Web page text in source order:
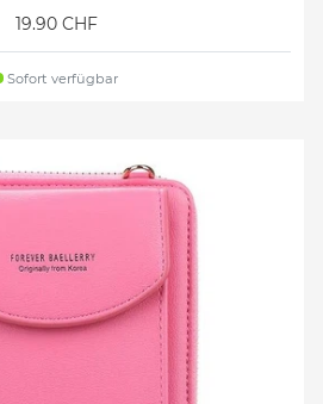
19.90 CHF
Sofort verfügbar